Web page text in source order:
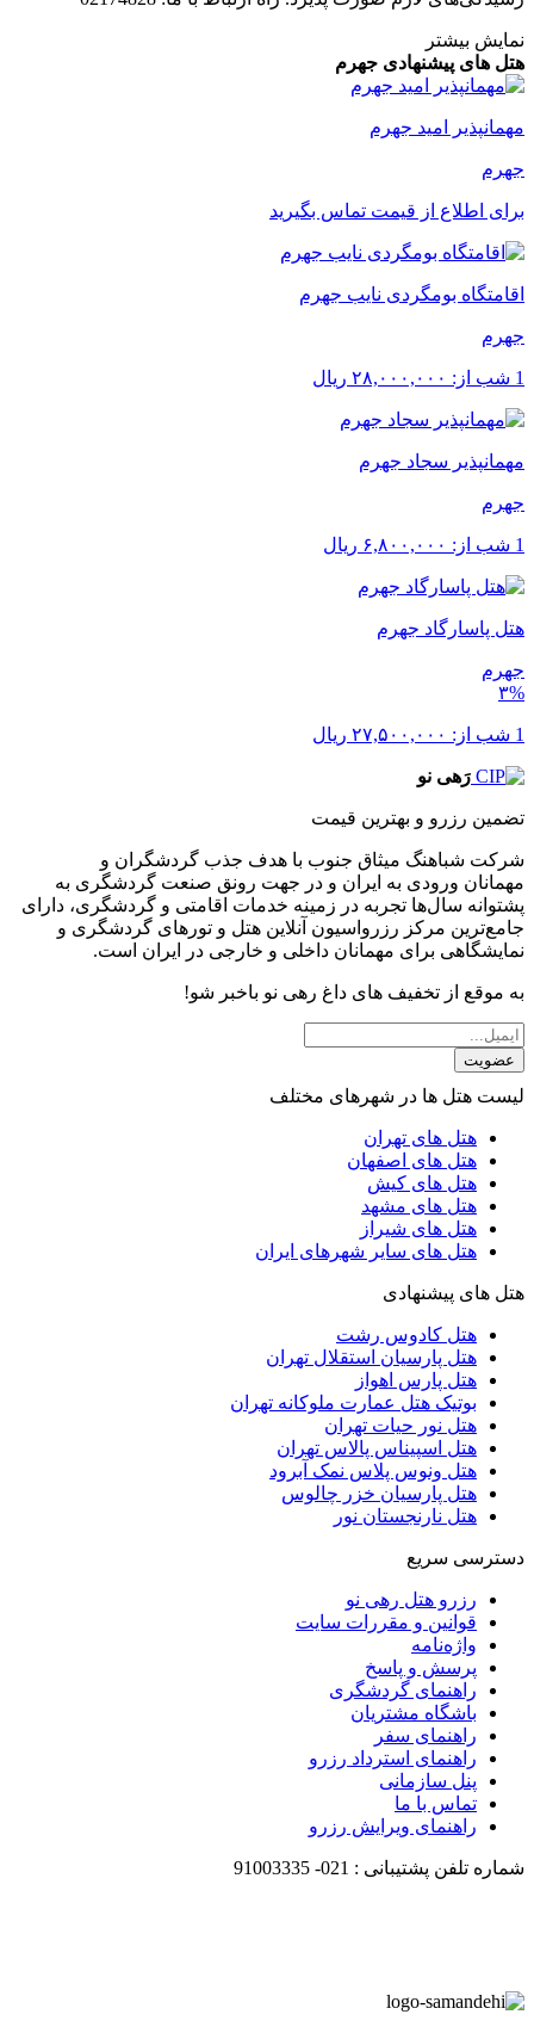
نمایش بیشتر
هتل های پیشنهادی جهرم
مهمانپذیر امید جهرم
جهرم
برای اطلاع از قیمت تماس بگیرید
اقامتگاه بومگردی نایب جهرم
جهرم
1 شب از: ۲۸,۰۰۰,۰۰۰ ریال
مهمانپذیر سجاد جهرم
جهرم
1 شب از: ۶,۸۰۰,۰۰۰ ریال
هتل پاسارگاد جهرم
جهرم
۳%
1 شب از: ۲۷,۵۰۰,۰۰۰ ریال
رَهی نو
تضمین رزرو و بهترین قیمت
شرکت شباهنگ میثاق جنوب با هدف جذب گردشگران و
مهمانان ورودی به ایران و در جهت رونق صنعت گردشگری به
پشتوانه سال‌ها تجربه در زمینه خدمات اقامتی و گردشگری، دارای
جامع‌ترین مرکز رزرواسیون آنلاین هتل و تورهای گردشگری و
نمایشگاهی برای مهمانان داخلی و خارجی در ایران است.
به موقع از تخفیف های داغ رهی نو باخبر شو!
عضویت
لیست هتل ها در شهرهای مختلف
هتل های تهران
هتل های اصفهان
هتل های کیش
هتل های مشهد
هتل های شیراز
هتل های سایر شهرهای ایران
هتل های پیشنهادی
هتل کادوس رشت
هتل پارسیان استقلال تهران
هتل پارس اهواز
بوتیک هتل عمارت ملوکانه تهران
هتل نور حیات تهران
هتل اسپیناس پالاس تهران
هتل ونوس پلاس نمک آبرود
هتل پارسیان خزر چالوس
هتل نارنجستان نور
دسترسی سریع
رزرو هتل رهی نو
قوانین و مقررات سایت
واژه‌نامه
پرسش و پاسخ
راهنمای گردشگری
باشگاه مشتریان
راهنمای سفر
راهنمای استرداد رزرو
پنل سازمانی
تماس با ما
راهنمای ویرایش رزرو
شماره تلفن پشتیبانی : 021-
91003335